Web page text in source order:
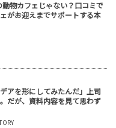
動物カフェじゃない？口コミで
がお迎えまでサポートする本
アを形にしてみたんだ」上司
だが、資料内容を見て思わず